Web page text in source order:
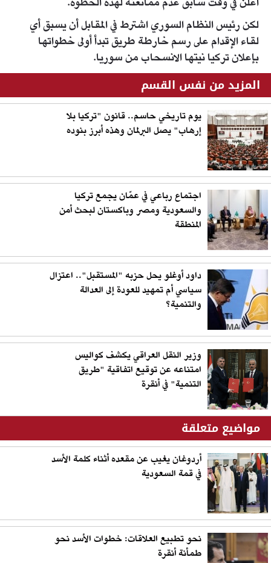
لكن رئيس النظام السوري اشترط في المقابل أن يسبق أي
لقاء الإقدام على رسم خارطة طريق تبدأ أولى خطواتها
بإعلان تركيا نيتها الانسحاب من سوريا.
المزيد من نفس القسم
يوم تاريخي حاسم.. قانون "تركيا بلا
إرهاب" يصل البرلمان وهذه أبرز بنوده
اجتماع رباعي في عمّان يجمع تركيا
والسعودية ومصر وباكستان لبحث أمن
المنطقة
داود أوغلو يحل حزبه "المستقبل".. اعتزال
سياسي أم تمهيد للعودة إلى العدالة
والتنمية؟
وزير النقل العراقي يكشف كواليس
امتناعه عن توقيع اتفاقية "طريق
التنمية" في أنقرة
مواضيع متعلقة
أردوغان يغيب عن مقعده أثناء كلمة الأسد
في قمة السعودية
نحو تطبيع العلاقات: خطوات الأسد نحو
طمأنة أنقرة